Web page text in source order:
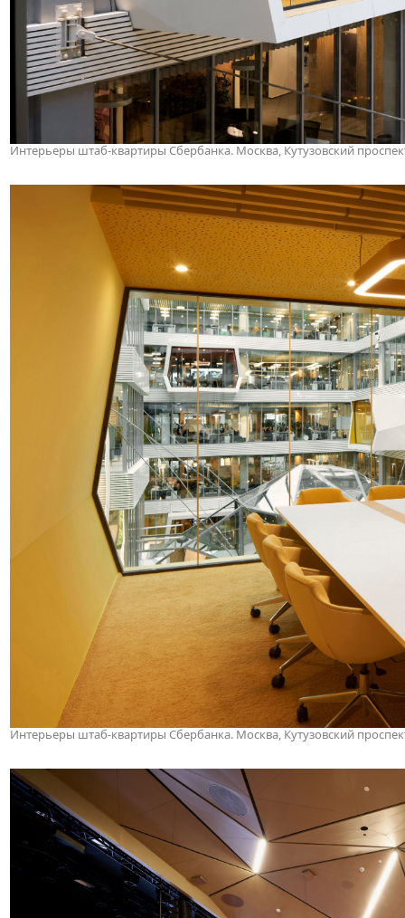
Интерьеры штаб-квартиры Сбербанка. Москва, Кутузовский
Интерьеры штаб-квартиры Сбербанка. Москва, Кутузовский